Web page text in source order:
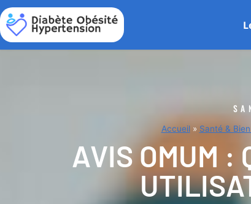
Accueil» Santé &
AVIS OMUM :